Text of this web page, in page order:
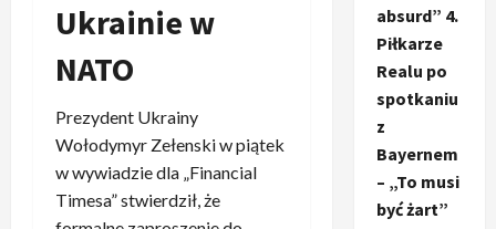
Ukrainie w
NATO
Prezydent Ukrainy
Wołodymyr Zełenski w piątek
w wywiadzie dla „Financial
Timesa” stwierdził, że
absurd” 4.
Piłkarze
Realu po
spotkaniu
z
Bayernem
– „To musi
być żart”